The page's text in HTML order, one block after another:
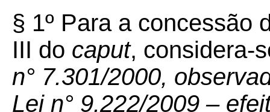
§ 1º Para a concessão
III do caput, considera-
n° 7.301/2000,
Lei n° 9.222/2009 –